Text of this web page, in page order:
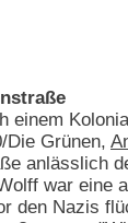
Die Grünen,
anlässlich
war
den Nazis